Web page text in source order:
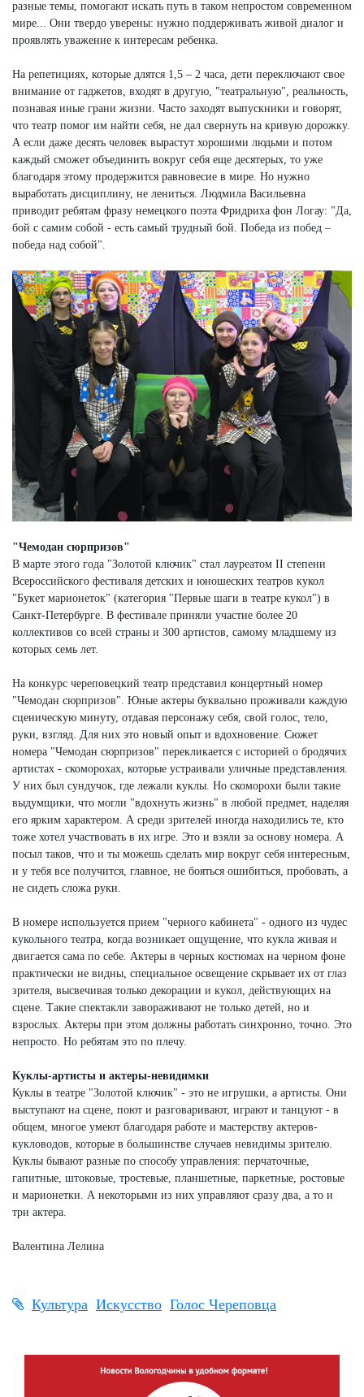
разные темы, помогают искать путь в таком непростом современном
мире... Они твердо уверены: нужно поддерживать живой диалог и
проявлять уважение к интересам ребенка.
На репетициях, которые длятся 1,5 – 2 часа, дети переключают свое
внимание от гаджетов, входят в другую, "театральную", реальность,
познавая иные грани жизни. Часто заходят выпускники и говорят,
что театр помог им найти себя, не дал свернуть на кривую дорожку.
А если даже десять человек вырастут хорошими людьми и потом
каждый сможет объединить вокруг себя еще десятерых, то уже
благодаря этому продержится равновесие в мире. Но нужно
выработать дисциплину, не лениться. Людмила Васильевна
приводит ребятам фразу немецкого поэта Фридриха фон Логау: "Да,
бой с самим собой - есть самый трудный бой. Победа из побед –
победа над собой".
"Чемодан сюрпризов"
В марте этого года "Золотой ключик" стал лауреатом II степени
Всероссийского фестиваля детских и юношеских театров кукол
"Букет марионеток" (категория "Первые шаги в театре кукол") в
Санкт-Петербурге. В фестивале приняли участие более 20
коллективов со всей страны и 300 артистов, самому младшему из
которых семь лет.
На конкурс череповецкий театр представил концертный номер
"Чемодан сюрпризов". Юные актеры буквально проживали каждую
сценическую минуту, отдавая персонажу себя, свой голос, тело,
руки, взгляд. Для них это новый опыт и вдохновение. Сюжет
номера "Чемодан сюрпризов" перекликается с историей о бродячих
артистах - скоморохах, которые устраивали уличные представления.
У них был сундучок, где лежали куклы. Но скоморохи были такие
выдумщики, что могли "вдохнуть жизнь" в любой предмет, наделяя
его ярким характером. А среди зрителей иногда находились те, кто
тоже хотел участвовать в их игре. Это и взяли за основу номера. А
посыл таков, что и ты можешь сделать мир вокруг себя интересным,
и у тебя все получится, главное, не бояться ошибиться, пробовать, а
не сидеть сложа руки.
В номере используется прием "черного кабинета" - одного из чудес
кукольного театра, когда возникает ощущение, что кукла живая и
двигается сама по себе. Актеры в черных костюмах на черном фоне
практически не видны, специальное освещение скрывает их от глаз
зрителя, высвечивая только декорации и кукол, действующих на
сцене. Такие спектакли завораживают не только детей, но и
взрослых. Актеры при этом должны работать синхронно, точно. Это
непросто. Но ребятам это по плечу.
Куклы-артисты и актеры-невидимки
Куклы в театре "Золотой ключик" - это не игрушки, а артисты. Они
выступают на сцене, поют и разговаривают, играют и танцуют - в
общем, многое умеют благодаря работе и мастерству актеров-
кукловодов, которые в большинстве случаев невидимы зрителю.
Куклы бывают разные по способу управления: перчаточные,
гапитные, штоковые, тростевые, планшетные, паркетные, ростовые
и марионетки. А некоторыми из них управляют сразу два, а то и
три актера.
Валентина Лелина
Культура Искусство Голос Череповца